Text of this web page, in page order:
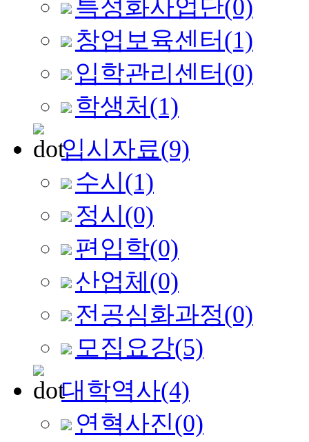
특성화사업단(0)
창업보육센터 (1)
입학관리센터 (0)
학생처 (1)
입시자료(9)
수시 (1)
정시 (0)
편입학(0)
산업체 (0)
전공심화과정(0)
모집요강(5)
대학역사(4)
연혁사진(0)